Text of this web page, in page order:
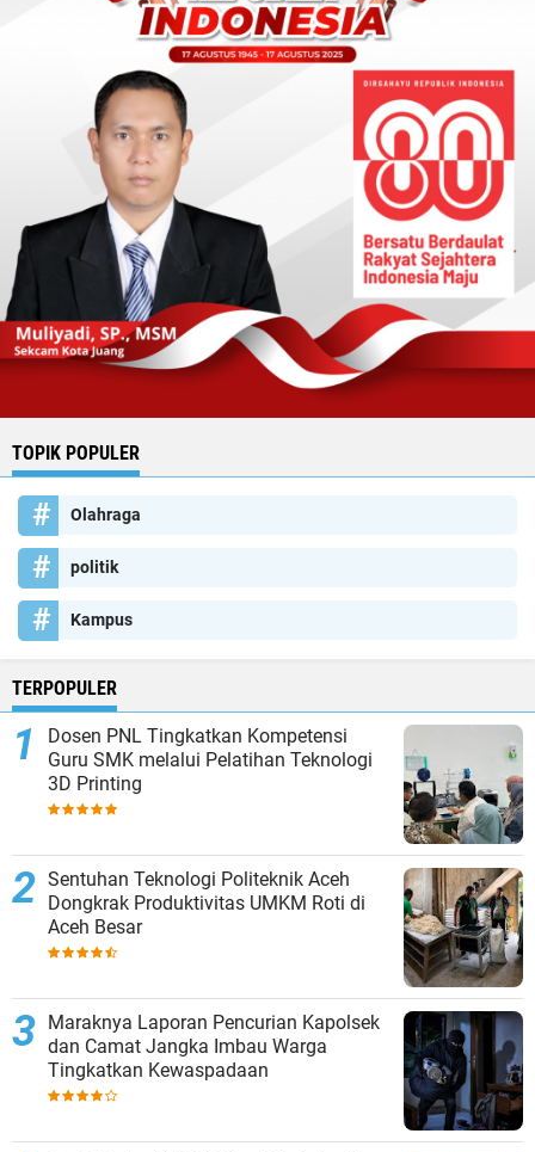
TOPIK POPULER
Olahraga
politik
Kampus
TERPOPULER
Dosen PNL Tingkatkan Kompetensi
Guru SMK melalui Pelatihan Teknologi
3D Printing
Sentuhan Teknologi Politeknik Aceh
Dongkrak Produktivitas UMKM Roti di
Aceh Besar
Maraknya Laporan Pencurian Kapolsek
dan Camat Jangka Imbau Warga
Tingkatkan Kewaspadaan